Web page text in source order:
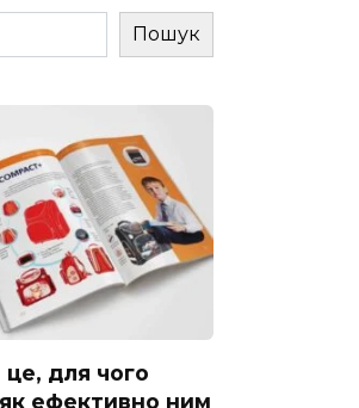
Пошук
для чого
ефективно ним